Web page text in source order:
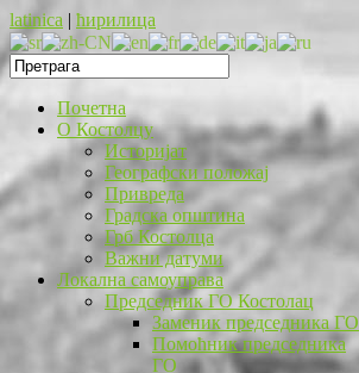
latinica | ћирилица
Почетна
O Костолцу
Историјат
Географски положај
Привреда
Градска општина
Грб Костолца
Важни датуми
Локална самоуправа
Председник ГО Костолац
Заменик председника ГО
Помоћник председника
ГО